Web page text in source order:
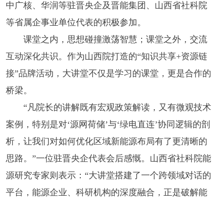
中广核、华润等驻晋央企及晋能集团、山西省社科院
等省属企事业单位代表的积极参加。
课堂之内，思想碰撞激荡智慧；课堂之外，交流
互动深化共识。作为山西院打造的“知识共享+资源链
接”品牌活动，大讲堂不仅是学习的课堂，更是合作的
桥梁。
“凡院长的讲解既有宏观政策解读，又有微观技术
案例，特别是对‘源网荷储’与‘绿电直连’协同逻辑的剖
析，让我们对如何优化区域新能源布局有了更清晰的
思路。”一位驻晋央企代表会后感慨。山西省社科院能
源研究专家则表示：“大讲堂搭建了一个跨领域对话的
平台，能源企业、科研机构的深度融合，正是破解能